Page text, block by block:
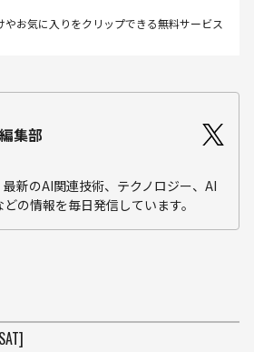
やお気に入りをクリップできる無料サービス
集部
新のAI関連技術、テクノロジー、AI
の情報を毎日発信しています。